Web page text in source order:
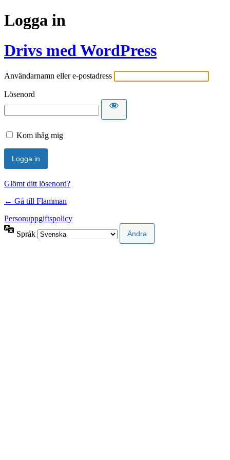
Logga in
Drivs med WordPress
Användarnamn eller e-postadress
Lösenord
Kom ihåg mig
Glömt ditt lösenord?
← Gå till Flamman
Personuppgiftspolicy
Språk